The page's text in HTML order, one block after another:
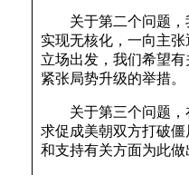
关于第二个问题，
实现无核化，一向主
立场出发，我们希望
紧张局势升级的举措。
关于第三个问题，
求促成美朝双方打破
和支持有关方面为此